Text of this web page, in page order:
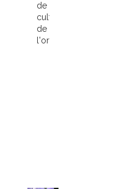
de
culture
de
l'orchidée...